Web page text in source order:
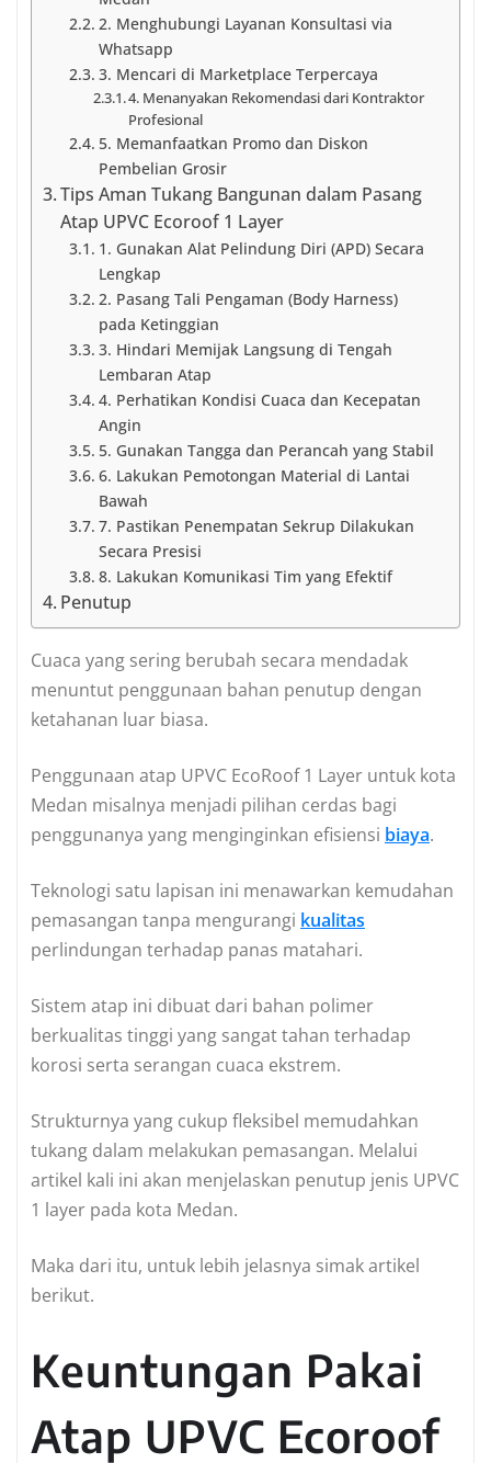
2. Menghubungi Layanan Konsultasi via
Whatsapp
3. Mencari di Marketplace Terpercaya
4. Menanyakan Rekomendasi dari Kontraktor
Profesional
5. Memanfaatkan Promo dan Diskon
Pembelian Grosir
Tips Aman Tukang Bangunan dalam Pasang
Atap UPVC Ecoroof 1 Layer
1. Gunakan Alat Pelindung Diri (APD) Secara
Lengkap
2. Pasang Tali Pengaman (Body Harness)
pada Ketinggian
3. Hindari Memijak Langsung di Tengah
Lembaran Atap
4. Perhatikan Kondisi Cuaca dan Kecepatan
Angin
5. Gunakan Tangga dan Perancah yang Stabil
6. Lakukan Pemotongan Material di Lantai
Bawah
7. Pastikan Penempatan Sekrup Dilakukan
Secara Presisi
8. Lakukan Komunikasi Tim yang Efektif
Penutup
Cuaca yang sering berubah secara mendadak
menuntut penggunaan bahan penutup dengan
ketahanan luar biasa.
Penggunaan atap UPVC EcoRoof 1 Layer untuk kota
Medan misalnya menjadi pilihan cerdas bagi
penggunanya yang menginginkan efisiensi biaya.
Teknologi satu lapisan ini menawarkan kemudahan
pemasangan tanpa mengurangi kualitas
perlindungan terhadap panas matahari.
Sistem atap ini dibuat dari bahan polimer
berkualitas tinggi yang sangat tahan terhadap
korosi serta serangan cuaca ekstrem.
Strukturnya yang cukup fleksibel memudahkan
tukang dalam melakukan pemasangan. Melalui
artikel kali ini akan menjelaskan penutup jenis UPVC
1 layer pada kota Medan.
Maka dari itu, untuk lebih jelasnya simak artikel
berikut.
Keuntungan Pakai
Atap UPVC Ecoroof